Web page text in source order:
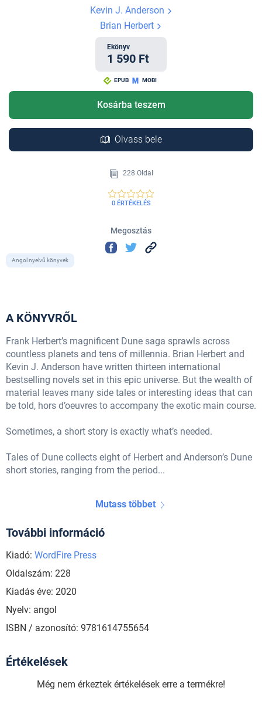
Kevin J. Anderson
Brian Herbert
Ekönyv
1 590 Ft
EPUB MOBI
Kosárba teszem
Olvass bele
228 Oldal
0 ÉRTÉKELÉS
Megosztás
Angol nyelvű könyvek
A KÖNYVRŐL
Frank Herbert’s magnificent Dune saga sprawls across
countless planets and tens of millennia. Brian Herbert and
Kevin J. Anderson have written thirteen international
bestselling novels set in this epic universe. But the wealth of
material leaves many side tales or interesting ideas that can
be told, hors d’oeuvres to accompany the exotic main course.
Sometimes, a short story is exactly what’s needed.
Tales of Dune collects eight of Herbert and Anderson’s Dune
short stories, ranging from the period...
Mutass többet
További információ
Kiadó: WordFire Press
Oldalszám: 228
Kiadás éve: 2020
Nyelv: angol
ISBN / azonosító: 9781614755654
Értékelések
Még nem érkeztek értékelések erre a termékre!